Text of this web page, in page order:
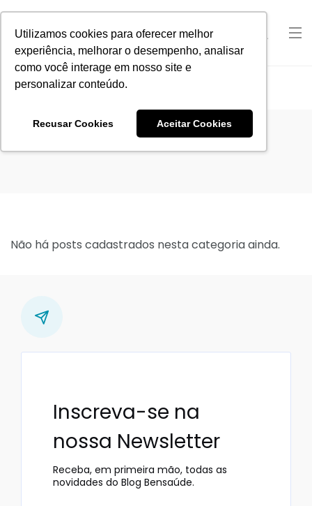
Utilizamos cookies para oferecer melhor
experiência, melhorar o desempenho, analisar
como você interage em nosso site e
personalizar conteúdo.
Recusar Cookies Aceitar Cookies
Home
Não há posts cadastrados nesta categoria ainda.
Inscreva-se na
nossa Newsletter
Receba, em primeira mão, todas as
novidades do Blog Bensaúde.